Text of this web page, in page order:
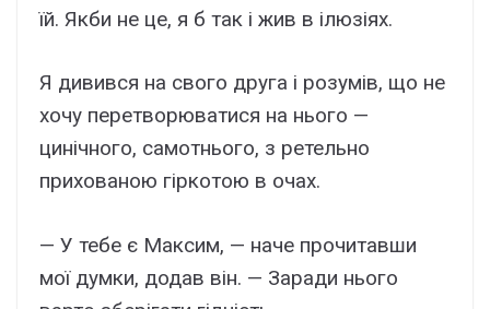
їй. Якби не це, я б так і жив в ілюзіях.
Я дивився на свого друга і розумів, що не
хочу перетворюватися на нього —
цинічного, самотнього, з ретельно
прихованою гіркотою в очах.
— У тебе є Максим, — наче прочитавши
мої думки, додав він. — Заради нього